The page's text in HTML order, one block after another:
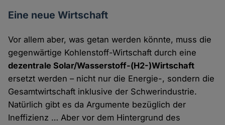
Eine neue Wirtschaft
Vor allem aber, was getan werden könnte, muss die
gegenwärtige Kohlenstoff-Wirtschaft durch eine
dezentrale Solar/Wasserstoff-(H2-)Wirtschaft
ersetzt werden – nicht nur die Energie-, sondern die
Gesamtwirtschaft inklusive der Schwerindustrie.
Natürlich gibt es da Argumente bezüglich der
Ineffizienz … Aber vor dem Hintergrund des